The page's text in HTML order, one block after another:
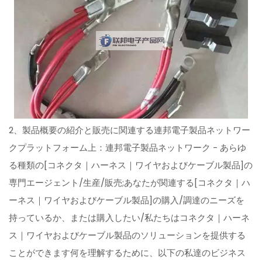
2、製品概要の紹介と販売に関連する連邦電子製品ネットワー
クプラットフォーム上：連邦電子製品ネットワーク - あらゆ
る種類の[コネクタ｜ハーネス｜ワイヤおよびケーブル製品]の
専門エージェント/生産/販売;あなたが関連する[コネクタ｜ハ
ーネス｜ワイヤおよびケーブル製品]の購入/調達のニーズを
持っているか、または購入したい/私たちはコネクタ｜ハーネ
ス｜ワイヤおよびケーブル製品のソリューションを提供する
ことができます何を理解するために、以下の私達のビジネス